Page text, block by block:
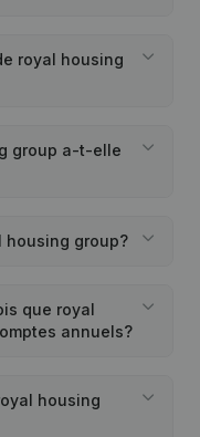
royal housing
group a-t-elle
housing group?
que royal
annuels?
housing